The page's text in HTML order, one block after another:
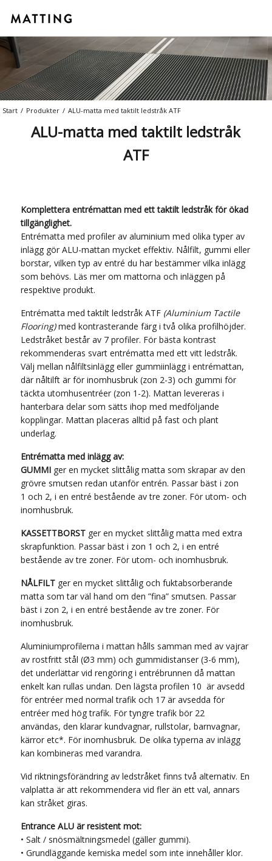
Start / Produkter / ALU-matta med taktilt ledstråk ATF
ALU-matta med taktilt ledstråk
ATF
Komplettera entrémattan med ett taktilt ledstråk för ökad
tillgänglighet.
Entrématta med profiler av aluminium med olika typer av
inlägg gör ALU-mattan mycket effektiv. Nålfilt, gummi eller
borstar, vilken typ av entré du har bestämmer vilka inlägg
som behövs. Läs mer om mattorna och inläggen på
respektive produkt.
Entrématta med taktilt ledstråk ATF (Aluminium Tactile
Flooring)med kontrasterande färg i två olika profilhöjder.
Ledstråket består av 7 profiler. För bästa kontrast
rekommenderas svart entrématta med ett vitt ledstråk.
Välj mellan nålfiltsinlägg eller gummiinlägg i entrémattan,
där nåltilft är för inomhusbruk (zon 2-3) och gummi för
täckta utomhusentréer (zon 1-2). Mattan levereras i
hanterbara delar som sätts ihop med medföljande
kopplingar. Mattan placeras alltid på fast och plant
underlag.
Entrématta med inlägg av:
GUMMIger en mycket slittålig matta som skrapar av den
grövre smutsen redan utanför entrén. Passar bäst i zon
1 och 2, i en entré bestående av tre zoner. För utom- och
inomhusbruk.
KASSETTBORST ger en mycket slittålig matta med extra
skrapfunktion. Passar bäst i zon 1 och 2, i en entré
bestående av tre zoner. För utom- och inomhusbruk.
NÅLFILT ger en mycket slittålig och fuktabsorberande
matta som tar väl hand om den ”fina” smutsen. Passar
bäst i zon 2, i en entré bestående av tre zoner. För
inomhusbruk.
Aluminiumprofilerna i mattan hålls samman med av vajrar
av rostfritt stål (Ø3 mm) och gummidistanser (3-6 mm),
det underlättar vid rengöring i entrébrunnen då mattan
enkelt kan rullas undan. Den lägsta profilen 10 är avsedd
för entréer med normal trafik och 17 är avsedda för
entréer med hög trafik. För tyngre trafik bör 22
användas, den klarar kundvagnar, rullstolar, barnvagnar,
kärror etc*. För inomhusbruk. De olika typerna av inlägg
kan kombineras med varandra.
Vid riktningsförändring av ledstråket finns två alternativ. En
valplatta är att rekommendera vid fler än ett val, annars
kan stråket giras.
Entrance ALU är resistent mot:
• Salt / snösmältningsmedel (gäller gummi).
• Grundläggande kemiska medel som inte innehåller klor.